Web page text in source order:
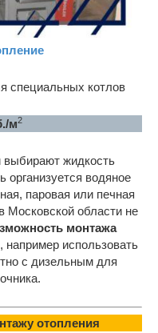
специальных котлов
м2
выбирают жидкость
организуется водяное
паровая или печная
Московской области не
монтажа
, например использовать
с дизельным для
отопления